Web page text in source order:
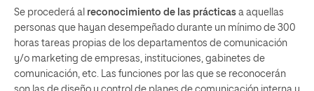
Se procederá al reconocimiento de las prácticas a aquellas
personas que hayan desempeñado durante un mínimo de 300
horas tareas propias de los departamentos de comunicación
y/o marketing de empresas, instituciones, gabinetes de
comunicación, etc. Las funciones por las que se reconocerán